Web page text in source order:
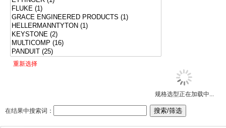
重新选择
规格选型正在加载中...
在结果中搜索词：